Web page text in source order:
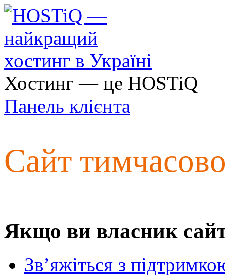
Хостинг — це HOSTiQ
Панель клієнта
Сайт
Якщо ви власник
Зв’яжіться з